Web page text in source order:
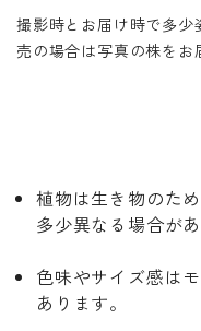
撮影時とお届け時で多
売の場合は写真の株をお
植物は生き物のた
多少異なる場合があ
色味やサイズ感は
あります。